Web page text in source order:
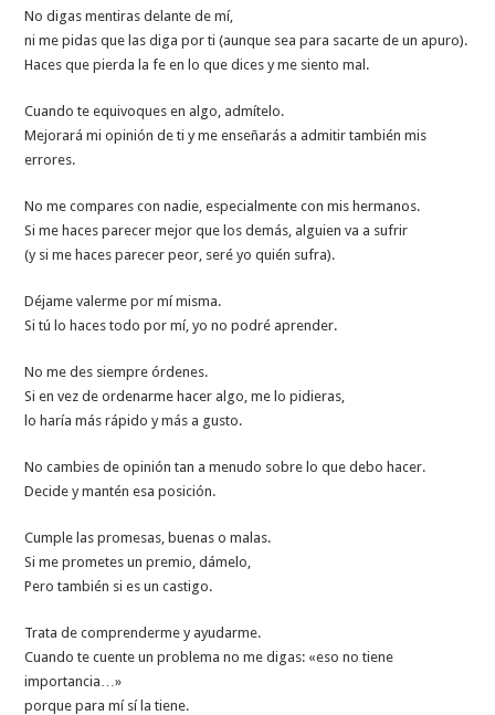
No digas mentiras delante de mí,
ni me pidas que las diga por ti (aunque sea para sacarte de un apuro).
Haces que pierda la fe en lo que dices y me siento mal.
Cuando te equivoques en algo, admítelo.
Mejorará mi opinión de ti y me enseñarás a admitir también mis
errores.
No me compares con nadie, especialmente con mis hermanos.
Si me haces parecer mejor que los demás, alguien va a sufrir
(y si me haces parecer peor, seré yo quién sufra).
Déjame valerme por mí misma.
Si tú lo haces todo por mí, yo no podré aprender.
No me des siempre órdenes.
Si en vez de ordenarme hacer algo, me lo pidieras,
lo haría más rápido y más a gusto.
No cambies de opinión tan a menudo sobre lo que debo hacer.
Decide y mantén esa posición.
Cumple las promesas, buenas o malas.
Si me prometes un premio, dámelo,
Pero también si es un castigo.
Trata de comprenderme y ayudarme.
Cuando te cuente un problema no me digas: «eso no tiene
importancia…»
porque para mí sí la tiene.